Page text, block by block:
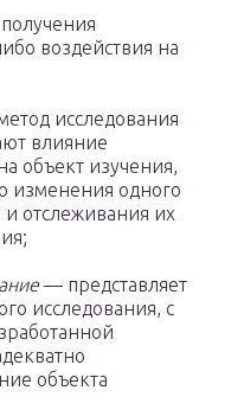
воздействия на
исследования
влияние
объект изучения,
изменения одного
отслеживания их
— представляет
исследования, с
объекта